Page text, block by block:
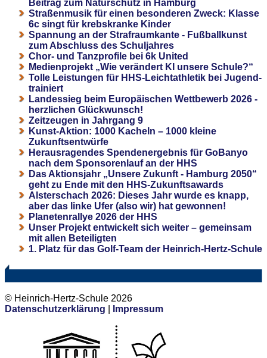
Beitrag zum Naturschutz in Hamburg
Straßenmusik für einen besonderen Zweck: Klasse
6c singt für krebskranke Kinder
Spannung an der Strafraumkante - Fußballkunst
zum Abschluss des Schuljahres
Chor- und Tanzprofile bei 6k United
Medienprojekt „Wie verändert KI unsere Schule?“
Tolle Leistungen für HHS-Leichtathletik bei Jugend-
trainiert
Landessieg beim Europäischen Wettbewerb 2026 -
herzlichen Glückwunsch!
Zeitzeugen in Jahrgang 9
Kunst-Aktion: 1000 Kacheln – 1000 kleine
Zukunftsentwürfe
Herausragendes Spendenergebnis für GoBanyo
nach dem Sponsorenlauf an der HHS
Das Aktionsjahr „Unsere Zukunft - Hamburg 2050“
geht zu Ende mit den HHS-Zukunftsawards
Alsterschach 2026: Dieses Jahr wurde es knapp,
aber das linke Ufer (also wir) hat gewonnen!
Planetenrallye 2026 der HHS
Unser Projekt entwickelt sich weiter – gemeinsam
mit allen Beteiligten
1. Platz für das Golf-Team der Heinrich-Hertz-Schule
© Heinrich-Hertz-Schule 2026
Datenschutzerklärung
Impressum